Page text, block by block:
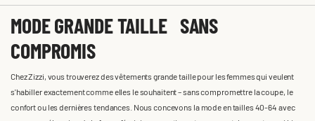
MODE GRANDE TAILLE SANS
COMPROMIS
Chez Zizzi, vous trouverez des vêtements grande taille pour les femmes qui veulent
s'habiller exactement comme elles le souhaitent – sans compromettre la coupe, le
confort ou les dernières tendances. Nous concevons la mode en tailles 40-64 avec